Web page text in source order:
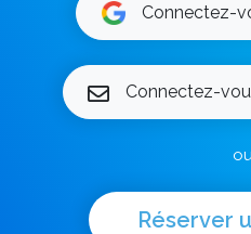
Connectez-
Connectez-
Réserver